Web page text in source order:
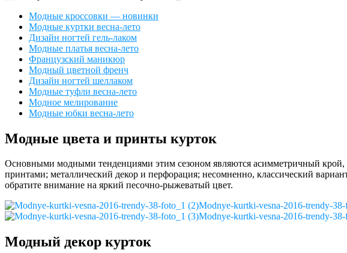
Модные кроссовки — новинки
Модные куртки весна-лето
Дизайн ногтей гель-лаком
Модные платья весна-лето
Французский маникюр
Модный цветной френч
Дизайн ногтей шеллаком
Модные туфли весна-лето
Модное мелирование
Модные юбки весна-лето
Модные цвета и принты курток
Основными модными тенденциями этим сезоном являются асимметричный
принтами; металлический декор и перфорация; несомненно, классический
обратите внимание на яркий песочно-рыжеватый цвет.
Modnye-kurtki-vesna-2016-trendy-
Modnye-kurtki-vesna-2016-trendy-
Модный декор курток